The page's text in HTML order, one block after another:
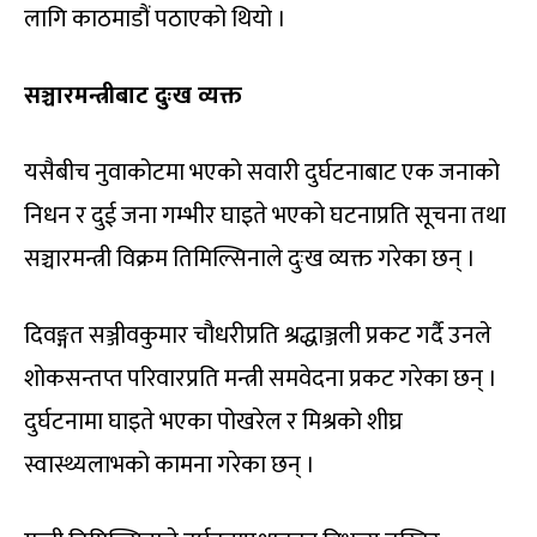
लागि काठमाडौं पठाएको थियो ।
सञ्चारमन्त्रीबाट दुःख व्यक्त
यसैबीच नुवाकोटमा भएको सवारी दुर्घटनाबाट एक जनाको
निधन र दुई जना गम्भीर घाइते भएको घटनाप्रति सूचना तथा
सञ्चारमन्त्री विक्रम तिमिल्सिनाले दुःख व्यक्त गरेका छन् ।
दिवङ्गत सञ्जीवकुमार चौधरीप्रति श्रद्धाञ्जली प्रकट गर्दै उनले
शोकसन्तप्त परिवारप्रति मन्त्री समवेदना प्रकट गरेका छन् ।
दुर्घटनामा घाइते भएका पोखरेल र मिश्रको शीघ्र
स्वास्थ्यलाभको कामना गरेका छन् ।